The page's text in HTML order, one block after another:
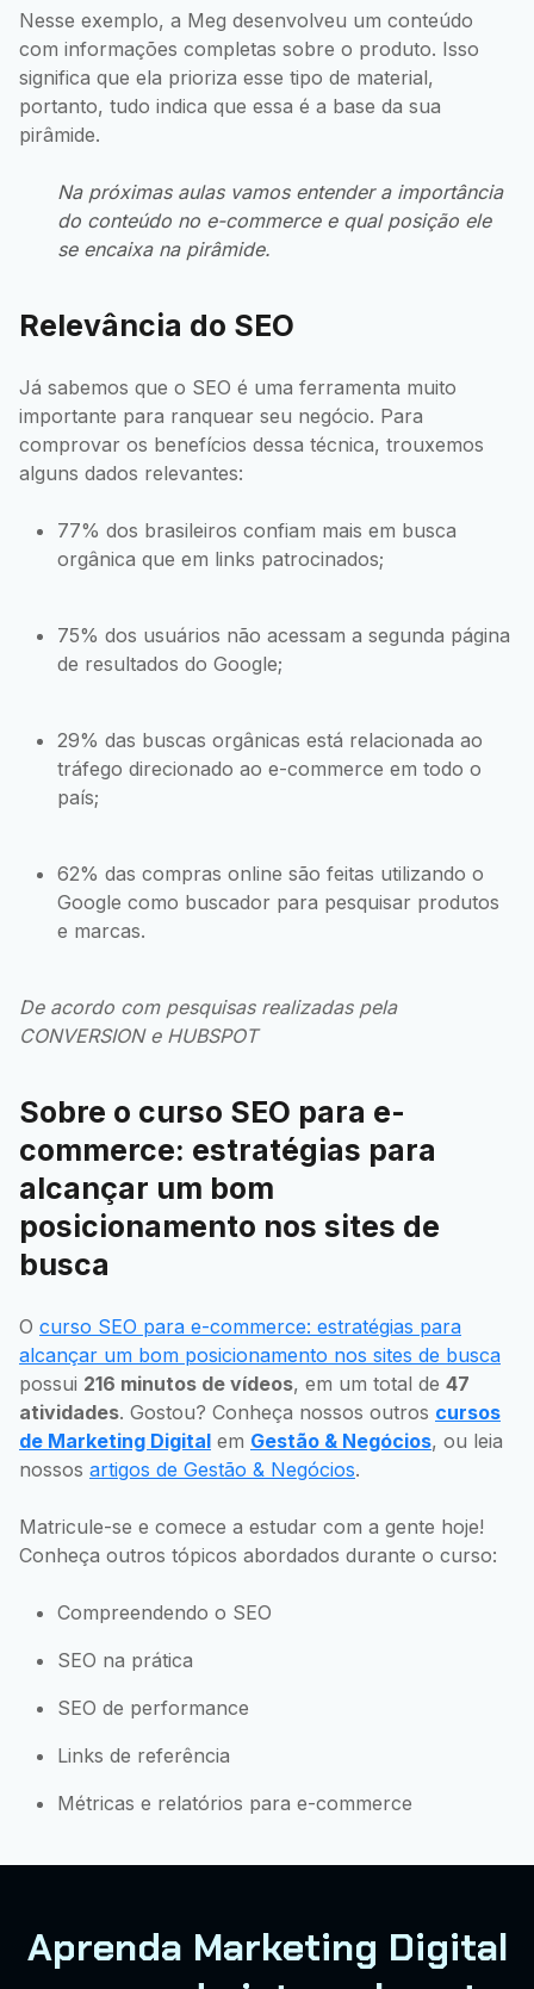
Nesse exemplo, a Meg desenvolveu um conteúdo
com informações completas sobre o produto. Isso
significa que ela prioriza esse tipo de material,
portanto, tudo indica que essa é a base da sua
pirâmide.
Na próximas aulas vamos entender a importância
do conteúdo no e-commerce e qual posição ele
se encaixa na pirâmide.
Relevância do SEO
Já sabemos que o SEO é uma ferramenta muito
importante para ranquear seu negócio. Para
comprovar os benefícios dessa técnica, trouxemos
alguns dados relevantes:
77% dos brasileiros confiam mais em busca
orgânica que em links patrocinados;
75% dos usuários não acessam a segunda página
de resultados do Google;
29% das buscas orgânicas está relacionada ao
tráfego direcionado ao e-commerce em todo o
país;
62% das compras online são feitas utilizando o
Google como buscador para pesquisar produtos
e marcas.
De acordo com pesquisas realizadas pela
CONVERSION e HUBSPOT
Sobre o curso SEO para e-
commerce: estratégias para
alcançar um bom
posicionamento nos sites de
busca
O curso SEO para e-commerce: estratégias para
alcançar um bom posicionamento nos sites de busca
possui 216 minutos de vídeos, em um total de 47
atividades. Gostou? Conheça nossos outros cursos
de Marketing Digital em Gestão & Negócios, ou leia
nossos artigos de Gestão & Negócios.
Matricule-se e comece a estudar com a gente hoje!
Conheça outros tópicos abordados durante o curso:
Compreendendo o SEO
SEO na prática
SEO de performance
Links de referência
Métricas e relatórios para e-commerce
Aprenda Marketing Digital